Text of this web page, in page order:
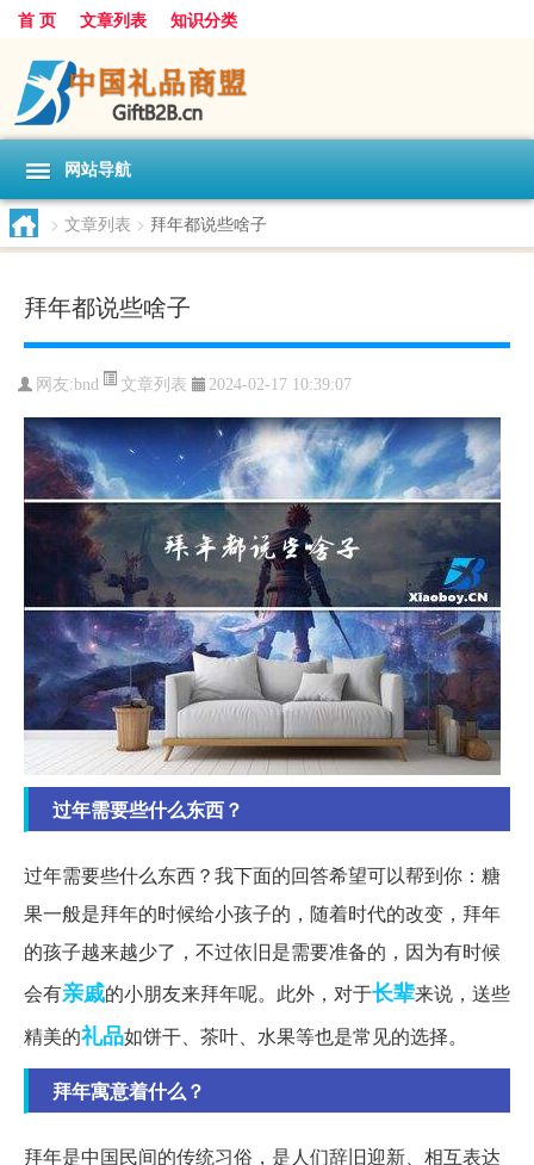
首 页 文章列表 知识分类
网站导航
> 文章列表 > 拜年都说些啥子
拜年都说些啥子
网友:bnd 文章列表 2024-02-17 10:39:07
过年需要些什么东西？
过年需要些什么东西？我下面的回答希望可以帮到你：糖
果一般是拜年的时候给小孩子的，随着时代的改变，拜年
的孩子越来越少了，不过依旧是需要准备的，因为有时候
会有亲戚的小朋友来拜年呢。此外，对于长辈来说，送些
精美的礼品如饼干、茶叶、水果等也是常见的选择。
拜年寓意着什么？
拜年是中国民间的传统习俗，是人们辞旧迎新、相互表达